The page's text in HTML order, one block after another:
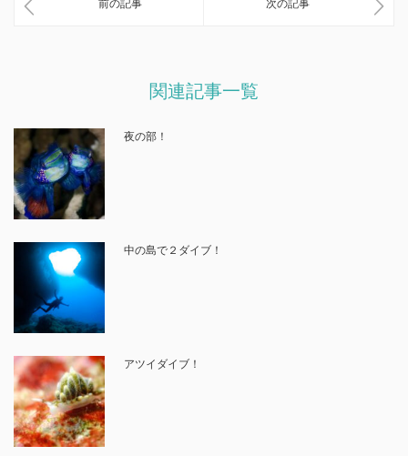
前の記事 次の記事
関連記事一覧
夜の部！
中の島で２ダイブ！
アツイダイブ！